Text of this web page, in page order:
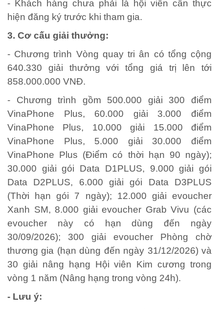
- Khách hàng chưa phải là hội viên cần thực
hiện đăng ký trước khi tham gia.
3. Cơ cấu giải thưởng:
- Chương trình Vòng quay tri ân có tổng cộng
640.330 giải thưởng với tổng giá trị lên tới
858.000.000 VNĐ.
- Chương trình gồm 500.000 giải 300 điểm
VinaPhone Plus, 60.000 giải 3.000 điểm
VinaPhone Plus, 10.000 giải 15.000 điểm
VinaPhone Plus, 5.000 giải 30.000 điểm
VinaPhone Plus (Điểm có thời hạn 90 ngày);
30.000 giải gói Data D1PLUS, 9.000 giải gói
Data D2PLUS, 6.000 giải gói Data D3PLUS
(Thời hạn gói 7 ngày); 12.000 giải evoucher
Xanh SM, 8.000 giải evoucher Grab Vivu (các
evoucher này có hạn dùng đến ngày
30/09/2026); 300 giải evoucher Phòng chờ
thương gia (hạn dùng đến ngày 31/12/2026) và
30 giải nâng hạng Hội viên Kim cương trong
vòng 1 năm (Nâng hạng trong vòng 24h).
- Lưu ý: